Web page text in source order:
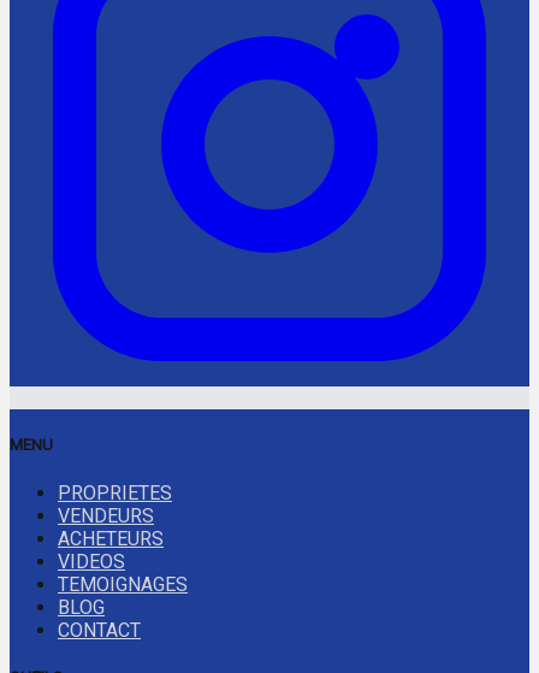
MENU
PROPRIETES
VENDEURS
ACHETEURS
VIDEOS
TEMOIGNAGES
BLOG
CONTACT